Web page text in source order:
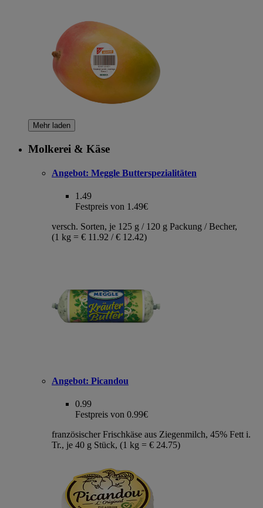
Mehr laden
Molkerei & Käse
Angebot: Meggle Butterspezialitäten
1.49
Festpreis von 1.49€
versch. Sorten, je 125 g / 120 g Packung / Becher,
(1 kg = € 11.92 / € 12.42)
Angebot: Picandou
0.99
Festpreis von 0.99€
französischer Frischkäse aus Ziegenmilch, 45% Fett i.
Tr., je 40 g Stück, (1 kg = € 24.75)